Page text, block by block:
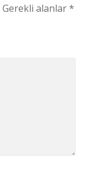
Gerekli alanlar*